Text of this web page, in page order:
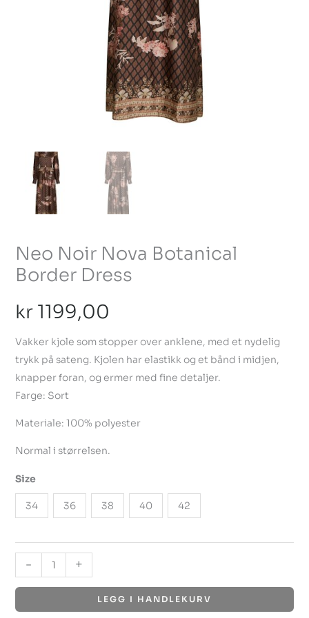
Neo Noir Nova Botanical
Border Dress
kr1199,00
Vakker kjole som stopper over anklene, med et nydelig
trykk på sateng. Kjolen har elastikk og et bånd i midjen,
knapper foran, og ermer med fine detaljer.
Farge: Sort
Materiale: 100% polyester
Normal i størrelsen.
Size
34 36 38 40 42
- +
LEGG I HANDLEKURV